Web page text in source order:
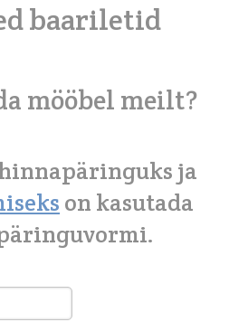
baariletid
mööbel meilt?
ja
on kasutada